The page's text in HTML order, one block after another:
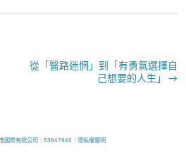
從「醫路迷惘」到「有勇氣選擇自
己想要的人生」 →
國際有限公司｜ 53847842 ｜ 隱私權聲明